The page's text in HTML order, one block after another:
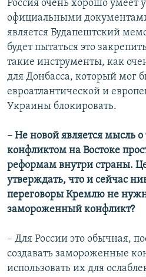
Россия очень хорошо умеет
официальными
является Будапештский
будет пытаться это
такие инструменты, как
для Донбасса, который мог
евроатлантической и
Украины блокировать.
– Не новой является мысль о
конфликтом на Востоке
реформам внутри страны.
утверждать, что и сейчас
переговоры Кремлю не
замороженный конфликт?
– Для России это обычная,
создавать замороженные
использовать их для